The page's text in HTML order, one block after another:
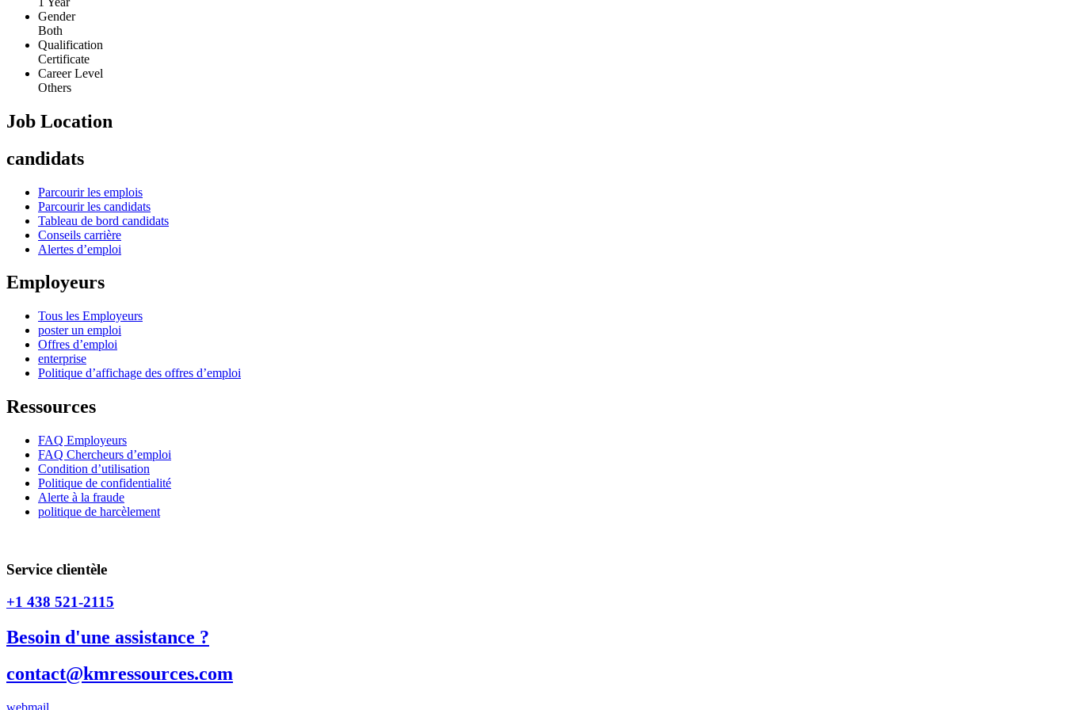
Gender
Both
Qualification
Certificate
Career Level
Others
Job Location
candidats
Parcourir les emplois
Parcourir les candidats
Tableau de bord candidats
Conseils carrière
Alertes d’emploi
Employeurs
Tous les Employeurs
poster un emploi
Offres d’emploi
enterprise
Politique d’affichage des offres d’emploi
Ressources
FAQ Employeurs
FAQ Chercheurs d’emploi
Condition d’utilisation
Politique de confidentialité
Alerte à la fraude
politique de harcèlement
Service clientèle
+1 438 521-2115
Besoin d'une assistance ?
contact@kmressources.com